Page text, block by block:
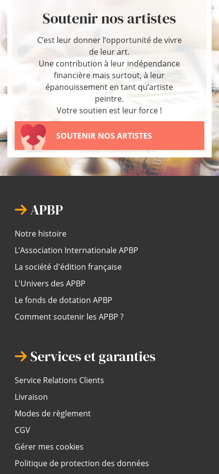
Soutenir nos artistes
C’est leur donner l’opportunité de vivre
de leur art.
Une contribution à leur indépendance
financière mais surtout, à leur
épanouissement en tant qu’artiste
peintre.
Votre soutien est leur force !
SOUTENIR NOS ARTISTES
APBP
Notre histoire
L’Association Internationale APBP
La société d'édition française
L'Univers des APBP
Le fonds de dotation APBP
Comment soutenir les APBP ?
Services et garanties
Service Relations Clients
Livraison
Modes de règlement
CGV
Gérer mes cookies
Politique de protection des données